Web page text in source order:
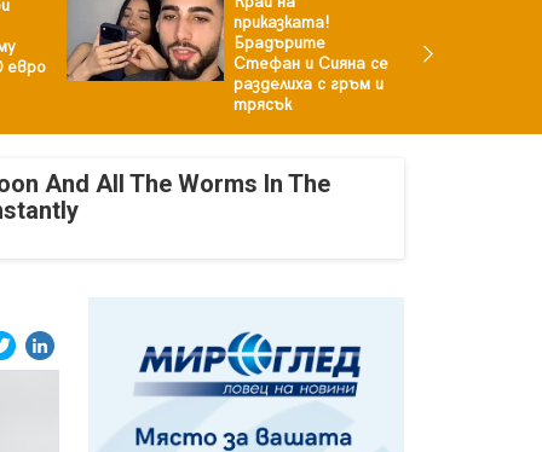
евро
приказката!
Брадърите
Стефан и Сияна се
разделиха с гръм и
трясък
And All The Worms In The